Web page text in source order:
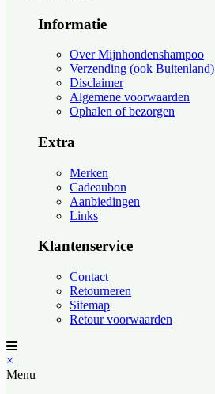
Informatie
Over Mijnhondenshampoo
Verzending (ook Buitenland)
Disclaimer
Algemene voorwaarden
Ophalen of bezorgen
Extra
Merken
Cadeaubon
Aanbiedingen
Links
Klantenservice
Contact
Retourneren
Sitemap
Retour voorwaarden
×
Menu